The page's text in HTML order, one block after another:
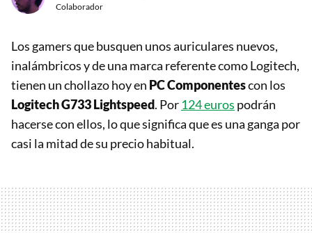
Colaborador
Los gamers que busquen unos auriculares nuevos,
inalámbricos y de una marca referente como Logitech,
tienen un chollazo hoy en PC Componentescon los
Logitech G733 Lightspeed. Por 124 euros podrán
hacerse con ellos, lo que significa que es una ganga por
casi la mitad de su precio habitual.